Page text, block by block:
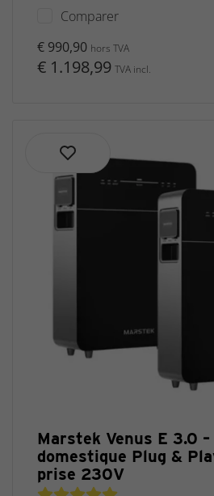
Comparer
€ 990,90 hors TVA
€ 1.198,99 TVA incl.
Marstek Venus E 3.0
domestique Plug &
prise 230V